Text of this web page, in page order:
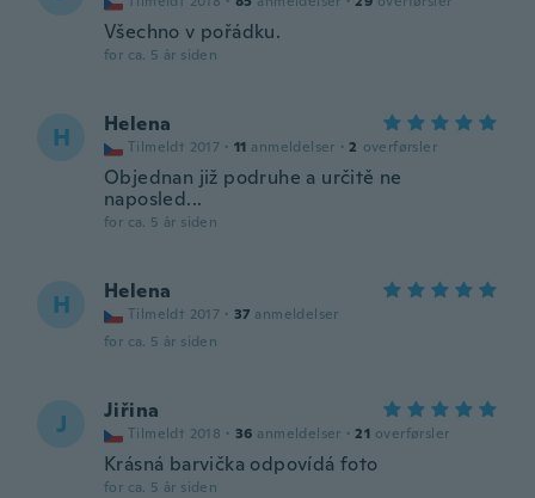
Všechno v pořádku.
for ca. 5 år siden
H Helena
Tilmeldt 2017 · 11 anmeldelser · 2 overførsler
Objednan již podruhe a určitě ne
naposled...
for ca. 5 år siden
H Helena
Tilmeldt 2017 · 37 anmeldelser
for ca. 5 år siden
J Jiřina
Tilmeldt 2018 · 36 anmeldelser · 21 overførsler
Krásná barvička odpovídá foto
for ca. 5 år siden